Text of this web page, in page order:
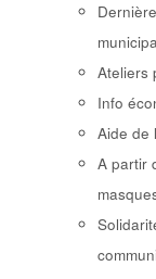
Ateliers
Info
Aide de
A partir